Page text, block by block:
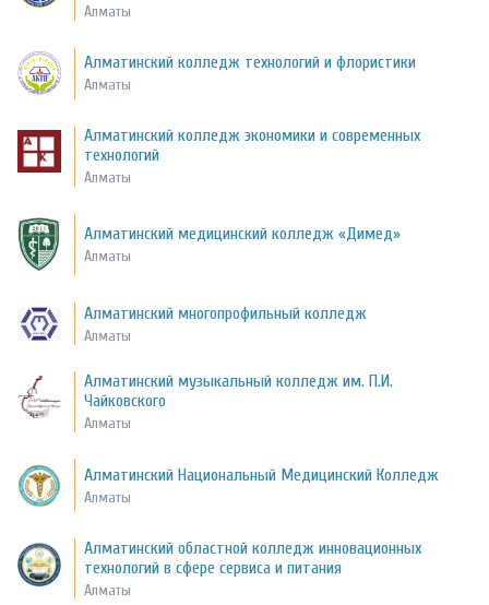
Алматы
Алматинский колледж технологий и флористики
Алматы
Алматинский колледж экономики и современных
технологий
Алматы
Алматинский медицинский колледж «Димед»
Алматы
Алматинский многопрофильный колледж
Алматы
Алматинский музыкальный колледж им. П.И.
Чайковского
Алматы
Алматинский Национальный Медицинский Колледж
Алматы
Алматинский областной колледж инновационных
технологий в сфере сервиса и питания
Алматы